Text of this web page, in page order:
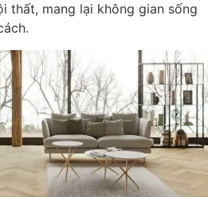
thất, mang lại không gian sống